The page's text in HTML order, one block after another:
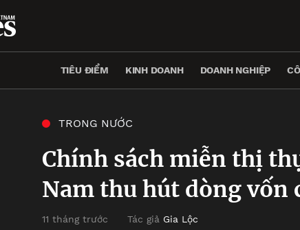
TIÊU ĐIỂM KINH DOANH DOANH NGHIỆP
TRONG NƯỚC
Chính sách miễn thị
Nam thu hút dòng vốn
11 tháng trước Tác giả Gia Lộc